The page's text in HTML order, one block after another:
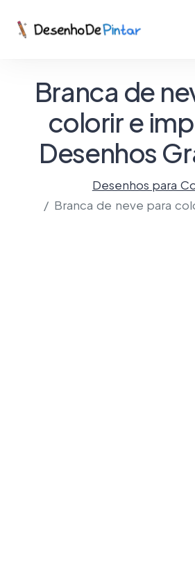
Colorir Online
Criar com IA!
Branca de
colorir e
Desenhos
Desenhos para
Branca de neve para